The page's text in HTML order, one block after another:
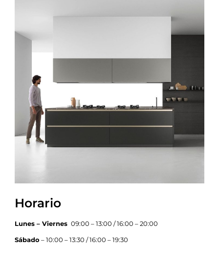
Horario
Lunes – Viernes 09:00 – 13:00 / 16:00 – 20:00
Sábado – 10:00 – 13:30 / 16:00 – 19:30